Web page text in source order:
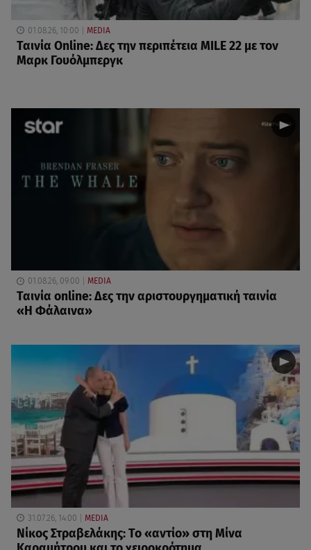
01.08.26, 10:00 MEDIA
Ταινία Online: Δες την περιπέτεια MILE 22 με τον
Μαρκ Γουόλμπεργκ
01.08.26, 09:00 MEDIA
Ταινία online: Δες την αριστουργηματική ταινία
«Η Φάλαινα»
31.07.26, 14:00 MEDIA
Νίκος Στραβελάκης: Το «αντίο» στη Μίνα